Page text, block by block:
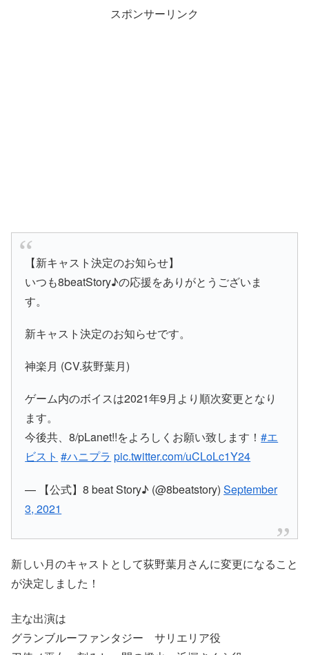
スポンサーリンク
【新キャスト決定のお知らせ】
いつも8beatStory♪の応援をありがとうございま
す。
新キャスト決定のお知らせです。
神楽月 (CV.荻野葉月)
ゲーム内のボイスは2021年9月より順次変更となり
ます。
今後共、8/pLanet!!をよろしくお願い致します！#エ
ビスト #ハニプラ pic.twitter.com/uCLoLc1Y24
— 【公式】8 beat Story♪ (@8beatstory)September
3, 2021
新しい月のキャストとして荻野葉月さんに変更になること
が決定しました！
主な出演は
グランブルーファンタジー サリエリア役